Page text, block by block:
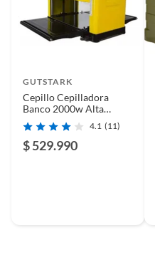
GUTSTARK
Cepillo Cepilladora
Banco 2000w Alta
Potencia Profesional
4.1 (11)
$ 529.990